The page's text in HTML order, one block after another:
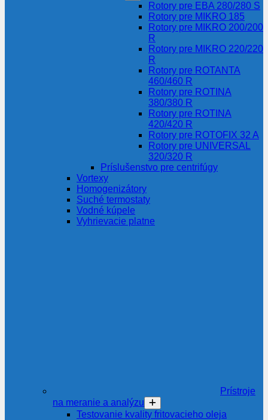
Rotory pre EBA 280/280 S
Rotory pre MIKRO 185
Rotory pre MIKRO 200/200
R
Rotory pre MIKRO 220/220
R
Rotory pre ROTANTA
460/460 R
Rotory pre ROTINA
380/380 R
Rotory pre ROTINA
420/420 R
Rotory pre ROTOFIX 32 A
Rotory pre UNIVERSAL
320/320 R
Príslušenstvo pre centrifúgy
Vortexy
Homogenizátory
Suché termostaty
Vodné kúpele
Vyhrievacie platne
Prístroje
na meranie a analýzu
Testovanie kvality fritovacieho oleja